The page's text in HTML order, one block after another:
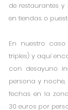
de restaurantes
en tiendas o
En nuestro
triples) y aquí
con desayuno
persona y
fechas en la
30 euros por